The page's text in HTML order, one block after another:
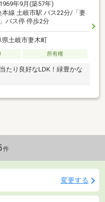
1969年9月(築57年)
本線 土岐市駅 バス22分/「妻
バス停 停歩2分
県土岐市妻木町
所有権
たり良好なLDK！緑豊かな
件
変更する